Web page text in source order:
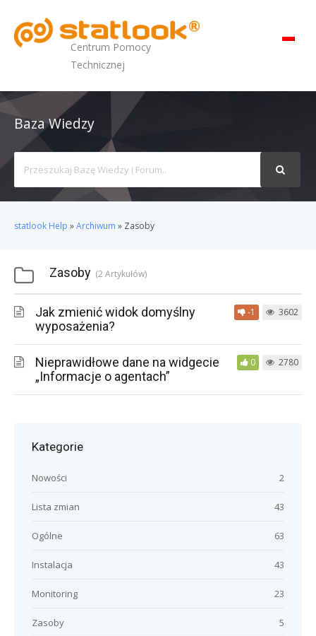
Centrum Pomocy
Technicznej
Baza Wiedzy
For
statlook Help »Archiwum » Zasoby
Zasoby 2 Artykułów
Jak zmienić widok domyślny
wyposażenia?
-1 3602
Nieprawidłowe dane na widgecie
„Informacje o agentach”
0 2780
Kategorie
2
Nowości
43
Lista zmian
63
Ogólne
43
Instalacja
23
Monitoring
5
Zasoby